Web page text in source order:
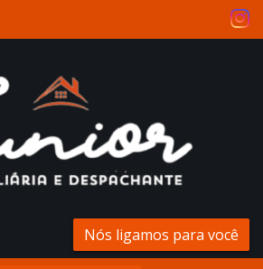
Nós ligamos para você